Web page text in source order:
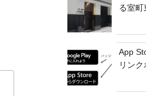
る室町
App
リン